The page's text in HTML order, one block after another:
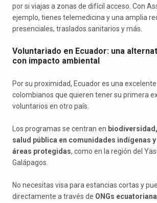
por si viajas a zonas de difícil acceso. Con
ejemplo, tienes telemedicina y una amplia
presenciales, traslados sanitarios y más.
Voluntariado en Ecuador: una
con impacto ambiental
Por su proximidad, Ecuador es una
colombianos que quieren tener su primera
voluntarios en otro país.
Los programas se centran en
salud pública en comunidades indígenas
áreas protegidas, como en la región del
Galápagos.
No necesitas visa para estancias cortas y
directamente a través de ONGs